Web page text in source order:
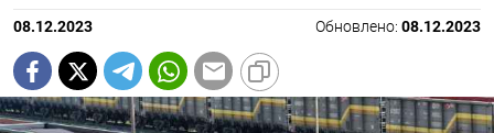
08.12.2023 Обновлено: 08.12.2023